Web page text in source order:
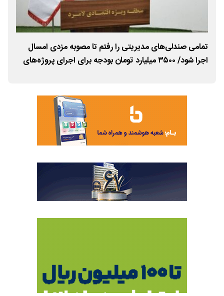
تمامی صندلی‌های مدیریتی را رفتم تا مصوبه مزدی امسال
اجرا شود/ ۳۵۰۰ میلیارد تومان بودجه برای اجرای پروژه‌های